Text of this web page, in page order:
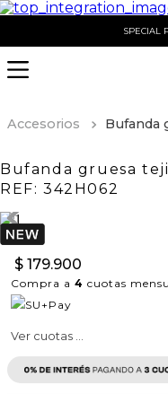
SPECIAL
Accesorios Bufanda
Bufanda gruesa
REF: 342H062
$ 179.900
Compra a 4 cuotas
Ver cuotas ...